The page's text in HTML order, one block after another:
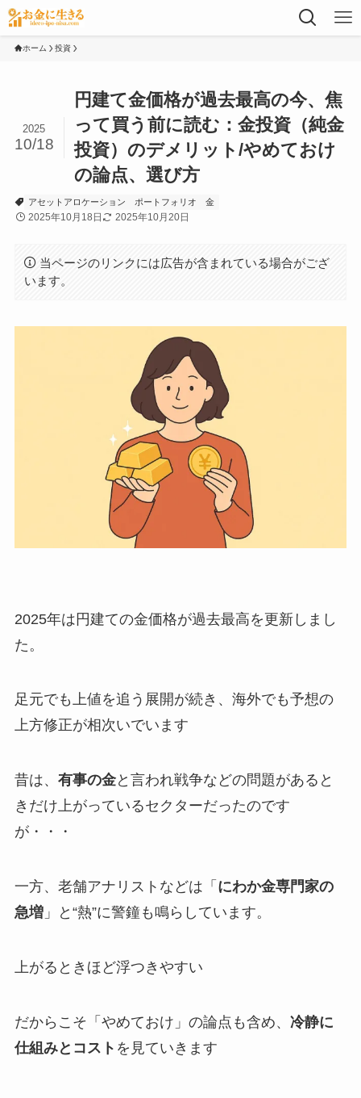
ホーム 投資
円建て金価格が過去最高の今、焦
って買う前に読む：金投資（純金
投資）のデメリット/やめておけ
の論点、選び方
2025
10/18
アセットアロケーション ポートフォリオ 金
2025年10月18日 2025年10月20日
当ページのリンクには広告が含まれている場合がござ
います。
2025年は円建ての金価格が過去最高を更新しまし
た。
足元でも上値を追う展開が続き、海外でも予想の
上方修正が相次いでいます
昔は、 有事の金と言われ戦争などの問題があると
きだけ上がっているセクターだったのです
が・・・
一方、老舗アナリストなどは「 にわか金専門家の
急増」と“熱”に警鐘も鳴らしています。
上がるときほど浮つきやすい
だからこそ「やめておけ」の論点も含め、 冷静に
仕組みとコスト を見ていきます